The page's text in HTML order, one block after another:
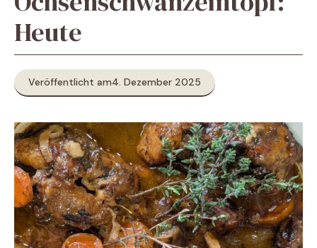
Heute
Veröffentlicht am4. Dezember 2025